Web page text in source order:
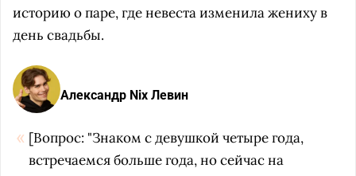
историю о паре, где невеста изменила жениху в
день свадьбы.
Александр Nix Левин
[Вопрос: "Знаком с девушкой четырегода,
встречаемся больше года, но сейчас на